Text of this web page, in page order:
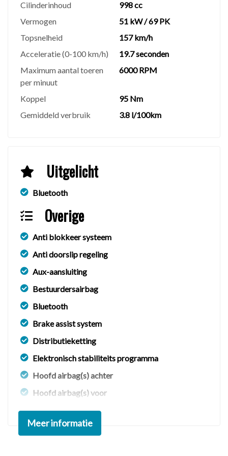
⚠️Disclaimer
AAN ONZE INTERNETSITE KUNNEN GEEN
ADVERTENTIES ZIJN ONDER VOORBEHOUD VAN
PUBLICATIEFOUTEN, CONTROLEER ZELF
ZORGVULDIG ALLE OPTIES WELKE MOGELIJK
UW KEUZE BIJ AANKOOP KUNNEN
BEINVLOEDEN.
Cilinderinhoud
998 cc
Vermogen
51 kW / 69 PK
Topsnelheid
157 km/h
Acceleratie (0-100 km/h)
19.7 seconden
Maximum aantal toeren
per minuut
6000 RPM
Koppel
95 Nm
Gemiddeld verbruik
3.8 l/100km
Uitgelicht
Bluetooth
Overige
Anti blokkeer systeem
Anti doorslip regeling
Aux-aansluiting
Bestuurdersairbag
Bluetooth
Brake assist system
Distributieketting
Elektronisch stabiliteits programma
Hoofd airbag(s) achter
Hoofd airbag(s) voor
Koplampen in hoogte verstelbaar
Metallic lak
Meer informatie